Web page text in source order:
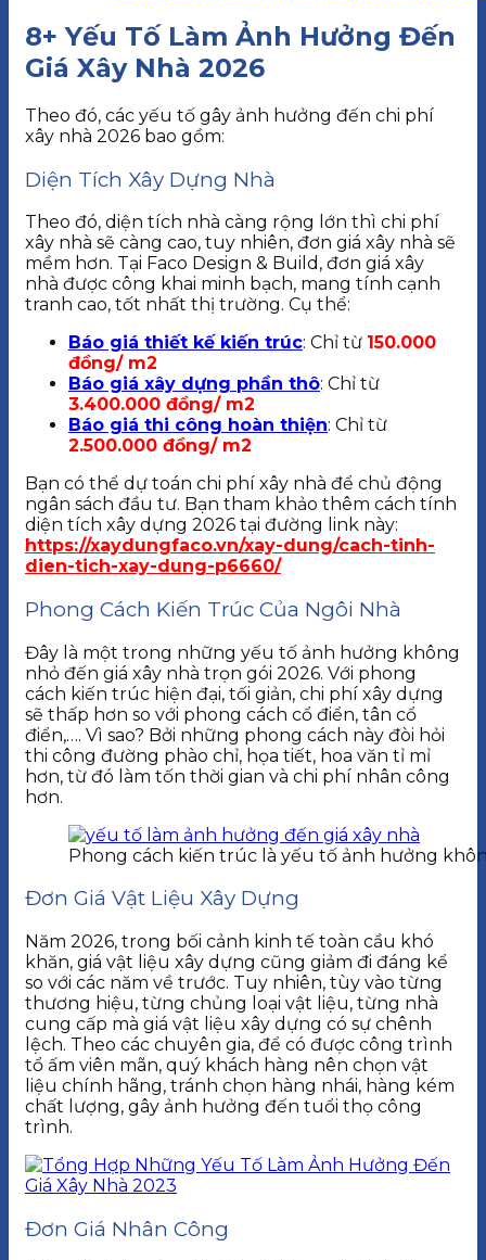
8+ Yếu Tố Làm Ảnh Hưởng Đến
Giá Xây Nhà 2026
Theo đó, các yếu tố gây ảnh hưởng đến chi phí
xây nhà 2026 bao gồm:
Diện Tích Xây Dựng Nhà
Theo đó, diện tích nhà càng rộng lớn thì chi phí
xây nhà sẽ càng cao, tuy nhiên, đơn giá xây nhà sẽ
mềm hơn. Tại Faco Design & Build, đơn giá xây
nhà được công khai minh bạch, mang tính cạnh
tranh cao, tốt nhất thị trường. Cụ thể:
Báo giá thiết kế kiến trúc: Chỉ từ 150.000
đồng/ m2
Báo giá xây dựng phần thô: Chỉ từ
3.400.000 đồng/ m2
Báo giá thi công hoàn thiện: Chỉ từ
2.500.000 đồng/ m2
Bạn có thể dự toán chi phí xây nhà để chủ động
ngân sách đầu tư. Bạn tham khảo thêm cách tính
diện tích xây dựng 2026 tại đường link này:
https://xaydungfaco.vn/xay-dung/cach-tinh-
dien-tich-xay-dung-p6660/
Phong Cách Kiến Trúc Của Ngôi Nhà
Đây là một trong những yếu tố ảnh hưởng không
nhỏ đến giá xây nhà trọn gói 2026. Với phong
cách kiến trúc hiện đại, tối giản, chi phí xây dựng
sẽ thấp hơn so với phong cách cổ điển, tân cổ
điển,…. Vì sao? Bởi những phong cách này đòi hỏi
thi công đường phào chỉ, họa tiết, hoa văn tỉ mỉ
hơn, từ đó làm tốn thời gian và chi phí nhân công
hơn.
Phong cách kiến trúc là yếu tố ảnh hưởng
Đơn Giá Vật Liệu Xây Dựng
Năm 2026, trong bối cảnh kinh tế toàn cầu khó
khăn, giá vật liệu xây dựng cũng giảm đi đáng kể
so với các năm về trước. Tuy nhiên, tùy vào từng
thương hiệu, từng chủng loại vật liệu, từng nhà
cung cấp mà giá vật liệu xây dựng có sự chênh
lệch. Theo các chuyên gia, để có được công trình
tổ ấm viên mãn, quý khách hàng nên chọn vật
liệu chính hãng, tránh chọn hàng nhái, hàng kém
chất lượng, gây ảnh hưởng đến tuổi thọ công
trình.
Đơn Giá Nhân Công